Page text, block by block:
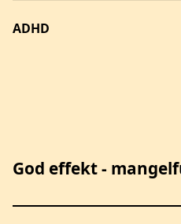
ADHD
God effekt -